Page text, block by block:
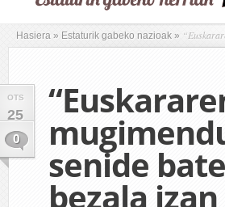
Hasiera » Estaturik gabeko nazioak »
OTS
25
0
senide
bezala izan